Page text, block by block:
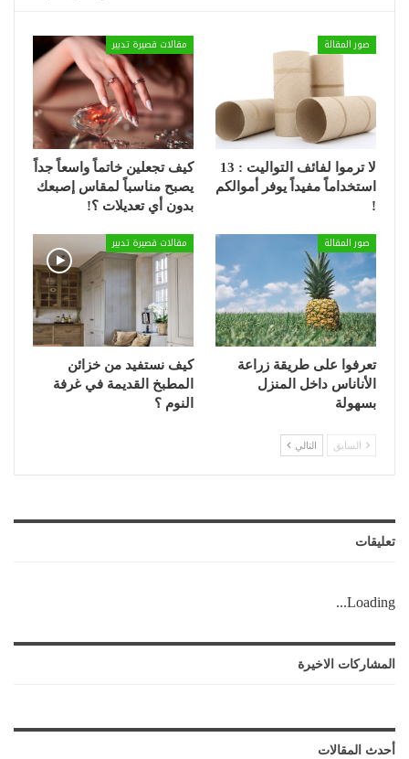
صور المقالة
لا ترموا لفائف التواليت : 13
استخداماً مفيداً يوفر أموالكم
!
مقالات قصيرة تدبير
كيف تجعلين خاتماً واسعاً جداً
يصبح مناسباً لمقاس إصبعك
بدون أي تعديلات ؟!
صور المقالة
تعرفوا على طريقة زراعة
الأناناس داخل المنزل
بسهولة
مقالات قصيرة تدبير
كيف نستفيد من خزائن
المطبخ القديمة في غرفة
النوم ؟
السابق التالي
تعليقات
Loading...
المشاركات الاخيرة
أحدث المقالات